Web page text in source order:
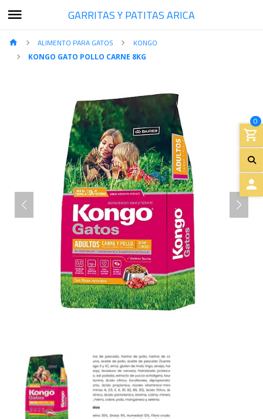
GARRITAS Y PATITAS ARICA
0
A
ALIMENTO PARA GATOS KONGO
KONGO GATO POLLO CARNE 8KG